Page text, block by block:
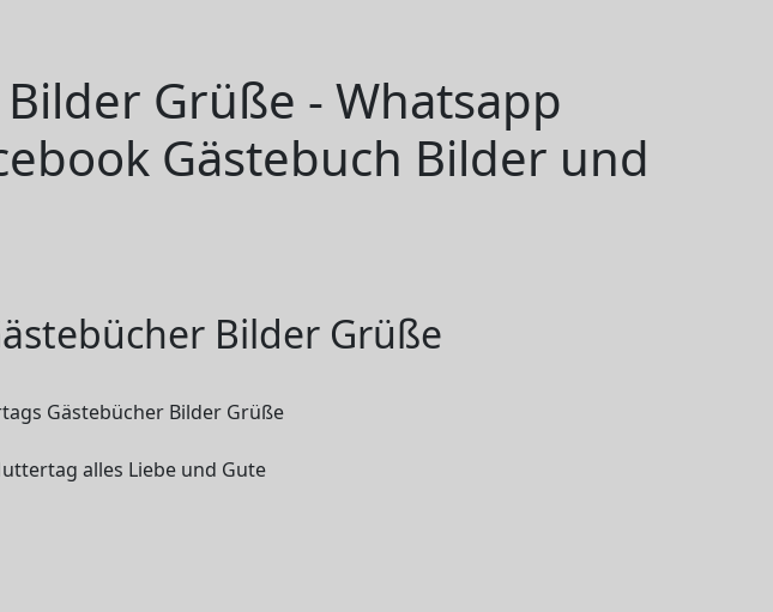
Grüße - Whatsapp
Gästebuch Bilder und
Bilder Grüße
alles Liebe und Gute